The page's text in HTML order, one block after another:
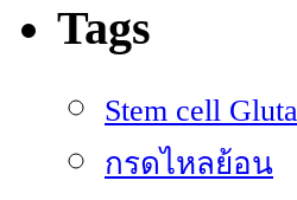
Tags
Stem cell Gluta
กรดไหลย้อน